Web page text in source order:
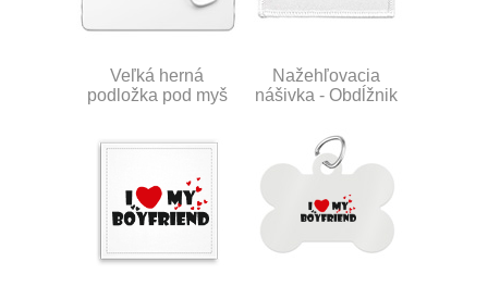
Veľká herná
podložka pod myš
Nažehľovacia
nášivka - Obdĺžnik